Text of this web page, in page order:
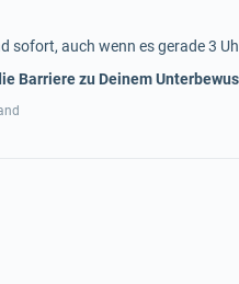
sofort, auch wenn es gerade 3
Barriere zu Deinem